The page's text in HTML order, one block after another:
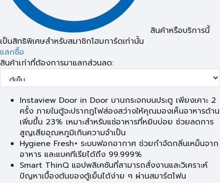
สินค้าหรือบริการนี้
เป็นสิทธิพิเศษสำหรับสมาชิกโฮมการ์ดเท่านั้น
แลกซื้อ
สินค้าเก่าที่ต้องการมาแลกส่วนลด:
Instaview Door in Door บานกระจกบนประตู เพียงเคาะ 2
ครั้ง ภายในตู้จะปรากฎไฟส่องสว่างให้คุณมองเห็นอาหารด้าน
เพิ่มขึ้น 23% เหมาะสำหรับแช่อาหารที่หยิบบ่อย ช่วยลดการ
สูญเสียอุณหภูมิเกินความจำเป็น
Hygiene Fresh+ ระบบฟอกอากาศ ช่วยกำจัดกลิ่นเหม็นจาก
อาหาร และแบคทีเรียได้ถึง 99.999%
Smart ThinQ แอปพลิเคชันที่สามารถสั่งงานและวิเคราะห์
ปัญหาเบื้องต้นของตู้เย็นได้ง่าย ๆ ผ่านสมาร์ตโฟน